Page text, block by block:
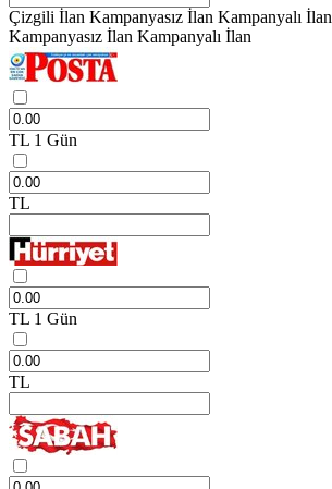
Çizgili İlan Kampanyasız İlan Kampanyalı İlan
Kampanyasız İlan Kampanyalı İlan
TL 1 Gün
TL
TL 1 Gün
TL